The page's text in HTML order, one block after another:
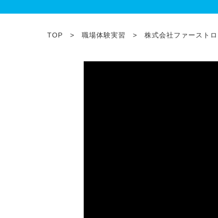
TOP > 職場体験実習 > 株式会社ファーストロ